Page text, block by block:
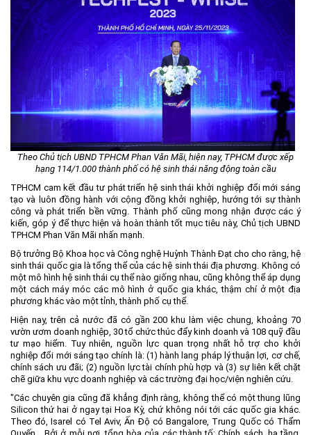
Theo Chủ tịch UBND TPHCM Phan Văn Mãi, hiện nay, TPHCM được xếp
hạng 114/1.000 thành phố có hệ sinh thái năng động toàn cầu
TPHCM cam kết đầu tư phát triển hệ sinh thái khởi nghiệp đổi mới sáng
tạo và luôn đồng hành với cộng đồng khởi nghiệp, hướng tới sự thành
công và phát triển bền vững. Thành phố cũng mong nhận được các ý
kiến, góp ý để thực hiện và hoàn thành tốt mục tiêu này, Chủ tịch UBND
TPHCM Phan Văn Mãi nhấn mạnh.
Bộ trưởng Bộ Khoa học và Công nghệ Huỳnh Thành Đạt cho cho rằng, hệ
sinh thái quốc gia là tổng thể của các hệ sinh thái địa phương. Không có
một mô hình hệ sinh thái cụ thể nào giống nhau, cũng không thể áp dụng
một cách máy móc các mô hình ở quốc gia khác, thậm chí ở một địa
phương khác vào một tỉnh, thành phố cụ thể.
Hiện nay, trên cả nước đã có gần 200 khu làm việc chung, khoảng 70
vườn ươm doanh nghiệp, 30 tổ chức thúc đẩy kinh doanh và 108 quỹ đầu
tư mạo hiểm. Tuy nhiên, nguồn lực quan trọng nhất hỗ trợ cho khởi
nghiệp đổi mới sáng tạo chính là: (1) hành lang pháp lý thuận lợi, cơ chế,
chính sách ưu đãi; (2) nguồn lực tài chính phù hợp và (3) sự liên kết chặt
chẽ giữa khu vực doanh nghiệp và các trường đại học/viện nghiên cứu.
"Các chuyên gia cũng đã khẳng định rằng, không thể có một thung lũng
Silicon thứ hai ở ngay tại Hoa Kỳ, chứ không nói tới các quốc gia khác.
Theo đó, Isarel có Tel Aviv, Ấn Độ có Bangalore, Trung Quốc có Thẩm